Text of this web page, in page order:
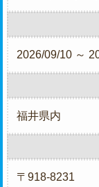
2026/09/10 ～
福井県内
〒918-8231